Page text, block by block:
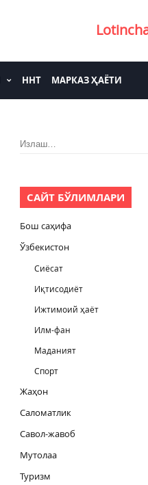
ННТ МАРКАЗ ҲАЁТИ
Излаш:
САЙТ БЎЛИМЛАРИ
Бош саҳифа
Ўзбекистон
Сиёсат
Иқтисодиёт
Ижтимоий ҳаёт
Илм-фан
Маданият
Спорт
Жаҳон
Саломатлик
Савол-жавоб
Мутолаа
Туризм